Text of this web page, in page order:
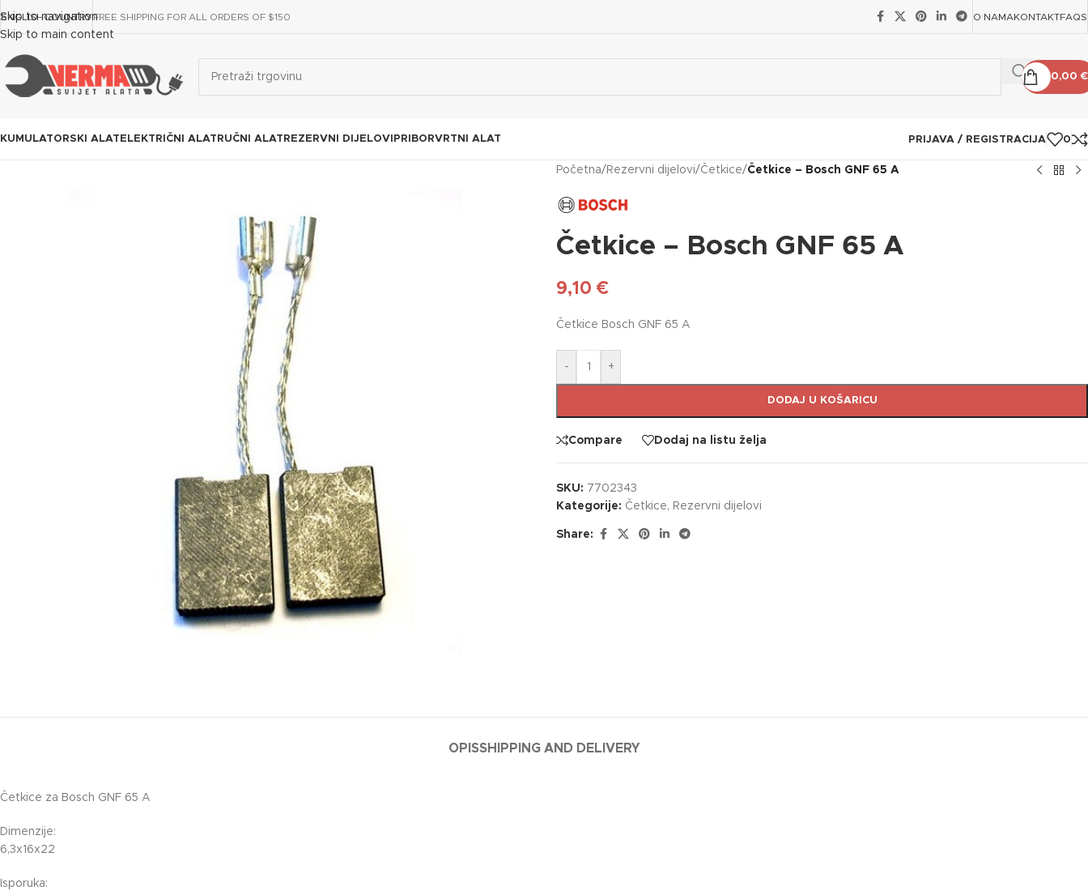
Skip to navigation
Skip to main content
ENGLISHCOUNTRYFREE SHIPPING FOR ALL ORDERS OF $150 O NAMAKONTAKTFAQS
0,00€
ALAT ELEKTRIČNI ALAT RUČNI ALAT REZERVNI DIJELOVI PRIBORVRTNI ALAT PRIJAVA / REGISTRACIJA 0
Početna/ Rezervni dijelovi/Četkice/Četkice – Bosch GNF 65 A
Četkice – Bosch GNF 65 A
9,10 €
Četkice Bosch GNF 65 A
- +
DODAJ U KOŠARICU
Compare Dodaj na listu želja
SKU: 7702343
Kategorije: Četkice, Rezervni dijelovi
Share:
OPISSHIPPING AND DELIVERY
Četkice za Bosch GNF 65 A
Dimenzije:
6,3x16x22
Isporuka: